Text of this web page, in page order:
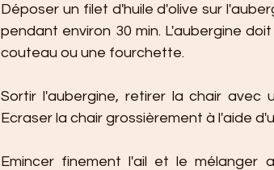
Déposer un filet d'huile d'olive sur
pendant environ 30 min. L'aubergine
couteau ou une fourchette.
Sortir l'aubergine, retirer la chair avec
Ecraser la chair grossièrement à l'aide
Emincer finement l'ail et le mélanger